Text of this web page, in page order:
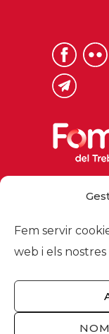
Fem servir
web i els nostres
© 2026